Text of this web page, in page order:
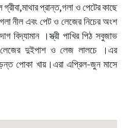
প্রান্ত,গলা ও পেটের কাছে
নীল এবং পেট ও লেজের নিচের অংশ
বিদ্যামান ।স্ত্রী পাখির পিঠ সবুজাভ
লেজের দুইপাশ ও লেজ লালচে ।এর
পোকা খায়।এরা এপ্রিল-জুন মাসে